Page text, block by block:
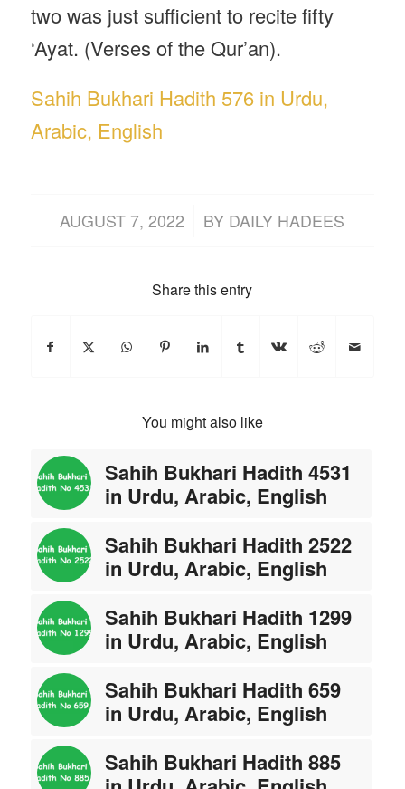
two was just sufficient to recite fifty
‘Ayat. (Verses of the Qur’an).
Sahih Bukhari Hadith 576 in Urdu,
Arabic, English
AUGUST 7, 2022
/ BY DAILY HADEES
Share this entry
You might also like
Sahih Bukhari Hadith 4531
in Urdu, Arabic, English
Sahih Bukhari Hadith 2522
in Urdu, Arabic, English
Sahih Bukhari Hadith 1299
in Urdu, Arabic, English
Sahih Bukhari Hadith 659
in Urdu, Arabic, English
Sahih Bukhari Hadith 885